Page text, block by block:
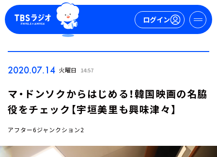
ログイン
2020.07.14 火曜日 14:57
マ・ドンソクからはじめる！韓国映画の名脇
役をチェック【宇垣美里も興味津々】
アフター6ジャンクション2